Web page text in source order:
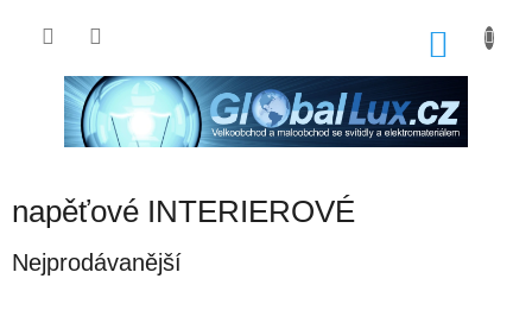
napěťové INTERIEROVÉ
Nejprodávanější